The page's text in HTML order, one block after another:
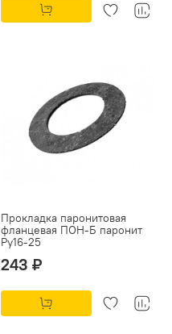
Прокладка паронитовая
фланцевая ПОН-Б паронит
Py16-25
243 ₽